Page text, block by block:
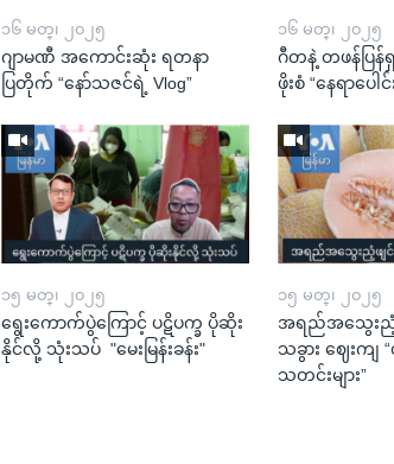
၁၆ မတ္၊ ၂၀၂၅
ဂျာမဏီ အကောင်းဆုံး ရတနာ
ပြတိုက် “နော်သဇင်ရဲ့ Vlog”
၁၆ မတ္၊ ၂၀၂၅
ဂီတနဲ့ တဖန်ပြ
ဖိုးစံ “နေရာပေါ
၁၅ မတ္၊ ၂၀၂၅
ရွေးကောက်ပွဲကြောင့် ပဋိပက္ခ ပိုဆိုး
နိုင်လို့ သုံးသပ် "မေးမြန်းခန်း"
၁၅ မတ္၊ ၂၀၂၅
အရည်အသွေးညံ့ဖ
သခွား ဈေးကျ
သတင်းများ”